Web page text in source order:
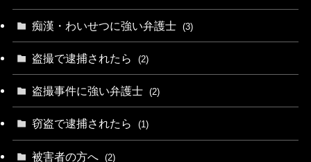
痴漢・わいせつに強い弁護士 (3)
盗撮で逮捕されたら (2)
盗撮事件に強い弁護士 (2)
窃盗で逮捕されたら (1)
被害者の方へ (2)